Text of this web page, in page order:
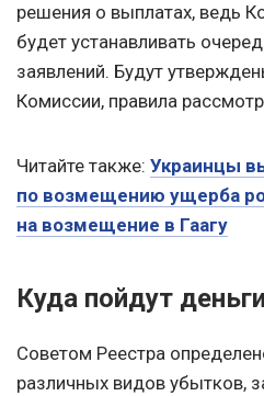
решения о выплатах, ведь
будет устанавливать
заявлений. Будут
Комиссии, правила
Читайте также: Украинцы
по возмещению ущерба
на возмещение в Гаагу
Куда пойдут деньги
Советом Реестра
различных видов убытков,